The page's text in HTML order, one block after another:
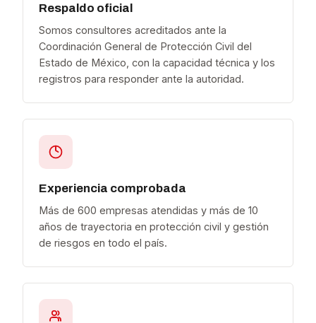
Respaldo oficial
Somos consultores acreditados ante la
Coordinación General de Protección Civil del
Estado de México, con la capacidad técnica y los
registros para responder ante la autoridad.
Experiencia comprobada
Más de 600 empresas atendidas y más de 10
años de trayectoria en protección civil y gestión
de riesgos en todo el país.